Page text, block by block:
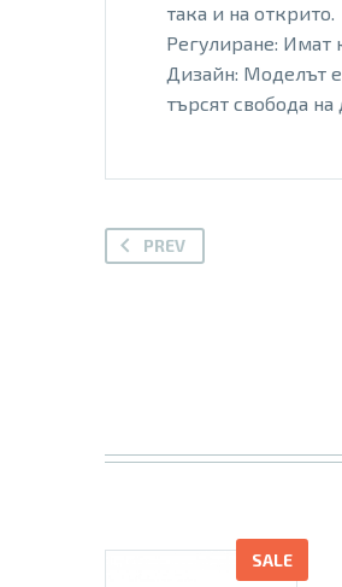
така и на открито.
Регулиране: Имат
Дизайн: Моделът
търсят свобода
PREV
SALE